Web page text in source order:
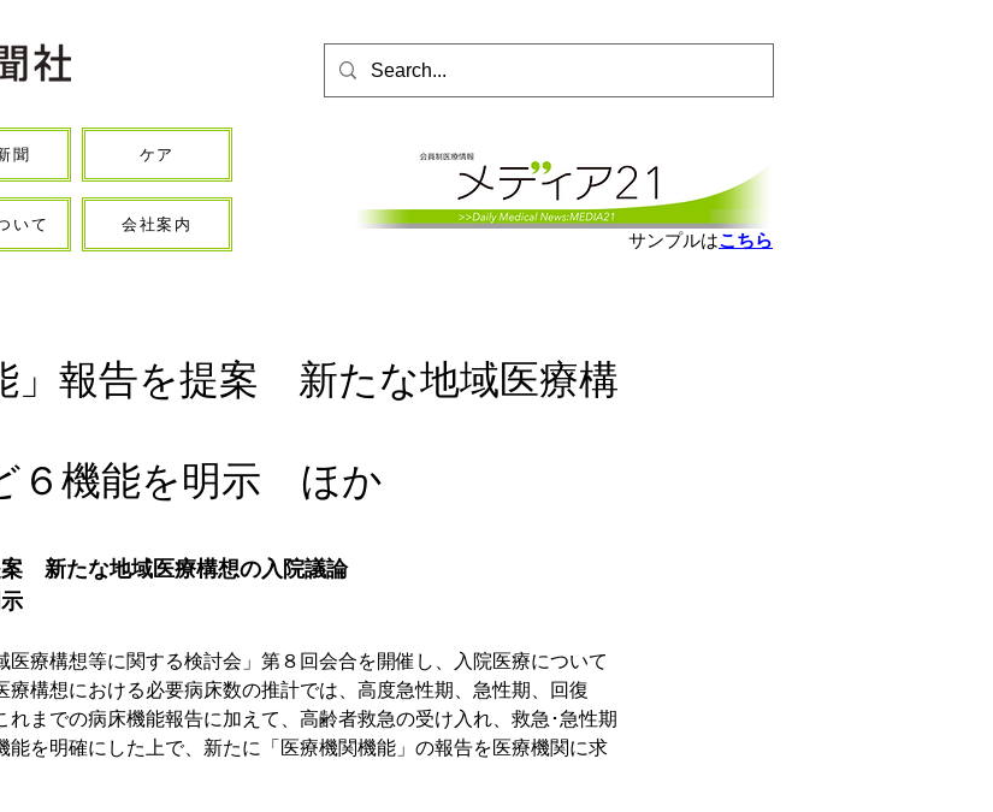
聞 ケア
いて 会社案内
サンプルはこちら
」報告を提案 新たな地域医療構
６機能を明示 ほか
　新たな地域医療構想の入院議論
療構想等に関する検討会」第８回会合を開催し、入院医療について
療構想における必要病床数の推計では、高度急性期、急性期、回復
れまでの病床機能報告に加えて、高齢者救急の受け入れ、救急･急性期
能を明確にした上で、新たに「医療機関機能」の報告を医療機関に求